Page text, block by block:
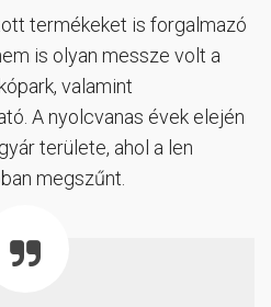
termékeket is forgalmazó
is olyan messze volt a
valamint
A nyolcvanas évek elején
területe, ahol a len
megszűnt.